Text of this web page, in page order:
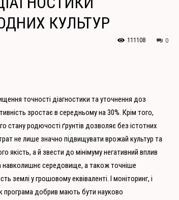
КУЛЬТУР
0
111108
точності діагностики та уточнення доз
зростає в середньому на 30%. Крім того,
стану родючості ґрунтів дозволяє без істотних
не лише значно підвищувати врожай культур та
якість, а й звести до мінімуму негативний вплив
навколишнє середовище, а також точніше
землі у грошовому еквіваленті. І моніторинг, і
програма добрив мають бути науково